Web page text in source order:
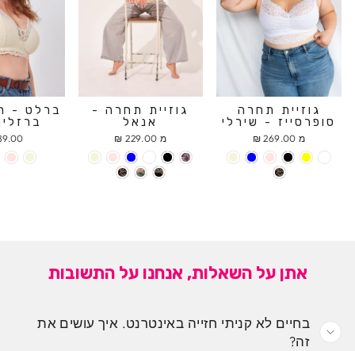
גוזיית תחרה
סופרסייז - שירלי
מ 269.00 ₪
גוזיית תחרה -
אנאל
מ 229.00 ₪
ברלט -
₪
אתן על השאלות, אנחנו על התשובות
בחיים לא קניתי חזייה באינטרנט. איך עושים את
זה?